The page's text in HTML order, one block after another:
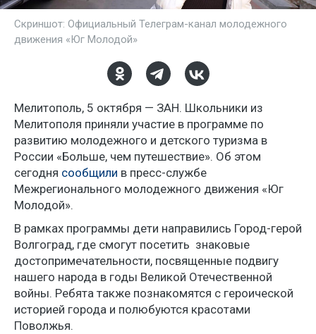
Скриншот: Официальный Телеграм-канал молодежного
движения «Юг Молодой»
Мелитополь, 5 октября — ЗАН. Школьники из
Мелитополя приняли участие в программе по
развитию молодежного и детского туризма в
России «Больше, чем путешествие». Об этом
сегодня сообщили в пресс-службе
Межрегионального молодежного движения «Юг
Молодой».
В рамках программы дети направились Город-герой
Волгоград, где смогут посетить знаковые
достопримечательности, посвященные подвигу
нашего народа в годы Великой Отечественной
войны. Ребята также познакомятся с героической
историей города и полюбуются красотами
Поволжья.